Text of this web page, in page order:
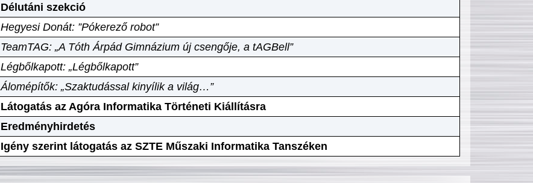
Délutáni szekció
Hegyesi Donát: ”Pókerező robot”
TeamTAG: „A Tóth Árpád Gimnázium új csengője, a tAGBell”
Légbőlkapott: „Légbőlkapott”
Álomépítők: „Szaktudással kinyílik a világ…”
Látogatás az Agóra Informatika Történeti Kiállításra
Eredményhirdetés
Igény szerint látogatás az SZTE Műszaki Informatika Tanszéken